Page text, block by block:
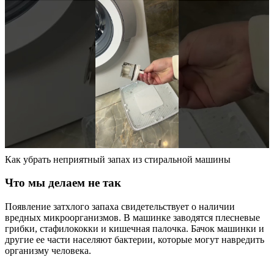
Как убрать неприятный запах из стиральной машины
Что мы делаем не так
Появление затхлого запаха свидетельствует о наличии
вредных микроорганизмов. В машинке заводятся плесневые
грибки, стафилококки и кишечная палочка. Бачок машинки и
другие ее части населяют бактерии, которые могут навредить
организму человека.